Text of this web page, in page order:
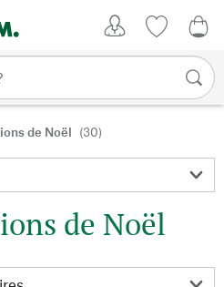
de Noël (30)
de Noël